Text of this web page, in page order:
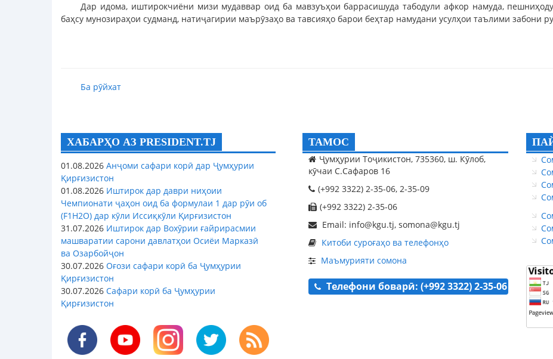
Дар идома, иштирокчиёни мизи мудаввар оид ба мавзуъҳои баррасишуда табодули афкор намуда,
баҳсу мунозираҳои судманд, натиҷагирии маърӯзаҳо ва тавсияҳо барои беҳтар намудани усулҳои таълими забони
Ба рӯйхат
ХАБАРҲО АЗ PRESIDENT.TJ
01.08.2026 Анҷоми сафари корӣ дар Ҷумҳурии
Қирғизистон
01.08.2026 Иштирок дар даври ниҳоии
Чемпионати ҷаҳон оид ба формулаи 1 дар рӯи об
(F1H2O) дар кӯли Иссиқкӯли Қирғизистон
31.07.2026 Иштирок дар Вохӯрии ғайрирасмии
машваратии сарони давлатҳои Осиёи Марказӣ
ва Озарбойҷон
30.07.2026 Оғози сафари корӣ ба Ҷумҳурии
Қирғизистон
30.07.2026 Сафари корӣ ба Ҷумҳурии
Қирғизистон
ТАМОС
Ҷумҳурии Тоҷикистон, 735360, ш. Кӯлоб,
кӯчаи С.Сафаров 16
(+992 3322) 2-35-06, 2-35-09
(+992 3322) 2-35-06
Email: info@kgu.tj, somona@kgu.tj
Китоби суроғаҳо ва телефонҳо
Маъмурияти сомона
Телефони боварӣ: (+992 3322) 2-35-06